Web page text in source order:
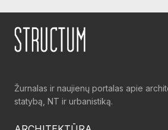
Žurnalas ir naujienų portalas apie
statybą, NT ir urbanistiką.